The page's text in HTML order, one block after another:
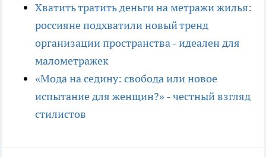
Хватить тратить деньги на метражи жилья:
россияне подхватили новый тренд
организации пространства - идеален для
малометражек
«Мода на седину: свобода или новое
испытание для женщин?» - честный взгляд
стилистов